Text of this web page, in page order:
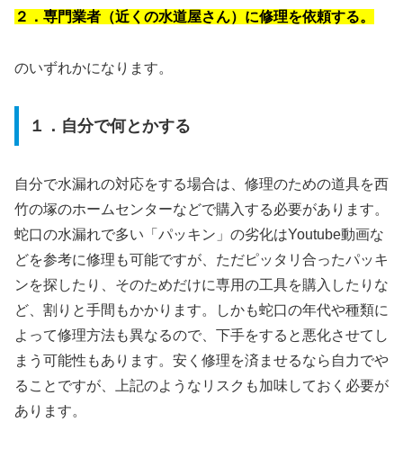
２．専門業者（近くの水道屋さん）に修理を依頼する。
のいずれかになります。
１．自分で何とかする
自分で水漏れの対応をする場合は、修理のための道具を西
竹の塚のホームセンターなどで購入する必要があります。
蛇口の水漏れで多い「パッキン」の劣化はYoutube動画な
どを参考に修理も可能ですが、ただピッタリ合ったパッキ
ンを探したり、そのためだけに専用の工具を購入したりな
ど、割りと手間もかかります。しかも蛇口の年代や種類に
よって修理方法も異なるので、下手をすると悪化させてし
まう可能性もあります。安く修理を済ませるなら自力でや
ることですが、上記のようなリスクも加味しておく必要が
あります。